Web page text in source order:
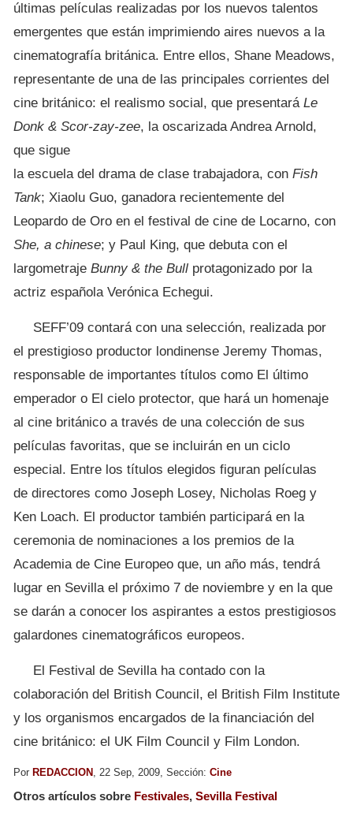
últimas películas realizadas por los nuevos talentos
emergentes que están imprimiendo aires nuevos a la
cinematografía británica. Entre ellos, Shane Meadows,
representante de una de las principales corrientes del
cine británico: el realismo social, que presentará Le
Donk & Scor-zay-zee, la oscarizada Andrea Arnold,
que sigue
la escuela del drama de clase trabajadora, con Fish
Tank; Xiaolu Guo, ganadora recientemente del
Leopardo de Oro en el festival de cine de Locarno, con
She, a chinese; y Paul King, que debuta con el
largometraje Bunny & the Bull protagonizado por la
actriz española Verónica Echegui.
SEFF’09 contará con una selección, realizada por
el prestigioso productor londinense Jeremy Thomas,
responsable de importantes títulos como El último
emperador o El cielo protector, que hará un homenaje
al cine británico a través de una colección de sus
películas favoritas, que se incluirán en un ciclo
especial. Entre los títulos elegidos figuran películas
de directores como Joseph Losey, Nicholas Roeg y
Ken Loach. El productor también participará en la
ceremonia de nominaciones a los premios de la
Academia de Cine Europeo que, un año más, tendrá
lugar en Sevilla el próximo 7 de noviembre y en la que
se darán a conocer los aspirantes a estos prestigiosos
galardones cinematográficos europeos.
El Festival de Sevilla ha contado con la
colaboración del British Council, el British Film Institute
y los organismos encargados de la financiación del
cine británico: el UK Film Council y Film London.
Por REDACCION , 22 Sep, 2009, Sección: Cine
Otros artículos sobre Festivales, Sevilla Festival